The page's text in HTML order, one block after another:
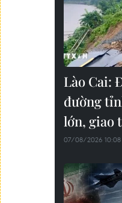
Lào Cai:
đường
lớn, giao
07/08/2026 10:08